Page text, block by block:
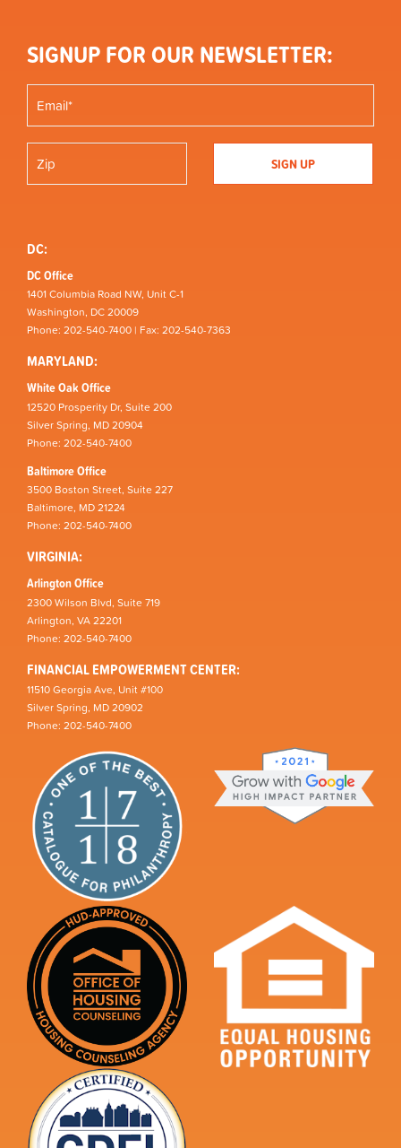
SIGNUP FOR OUR NEWSLETTER:
DC:
DC Office
1401 Columbia Road NW, Unit C-1
Washington, DC 20009
Phone: 202-540-7400 | Fax: 202-540-7363
MARYLAND:
White Oak Office
12520 Prosperity Dr, Suite 200
Silver Spring, MD 20904
Phone: 202-540-7400
Baltimore Office
3500 Boston Street, Suite 227
Baltimore, MD 21224
Phone: 202-540-7400
VIRGINIA:
Arlington Office
2300 Wilson Blvd, Suite 719
Arlington, VA 22201
Phone: 202-540-7400
FINANCIAL EMPOWERMENT CENTER:
11510 Georgia Ave, Unit #100
Silver Spring, MD 20902
Phone: 202-540-7400